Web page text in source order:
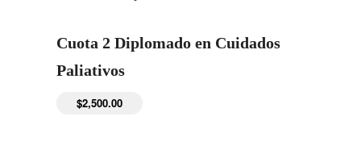
Cuota 2 Diplomado en Cuidados
Paliativos
$2,500.00